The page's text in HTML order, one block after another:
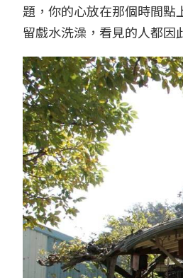
題，你的心放在那個時間點
留戲水洗澡，看見的人都因